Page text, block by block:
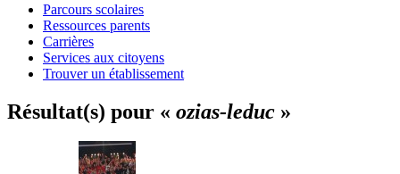
Parcours scolaires
Ressources parents
Carrières
Services aux citoyens
Trouver un établissement
Résultat(s) pour « ozias-leduc »